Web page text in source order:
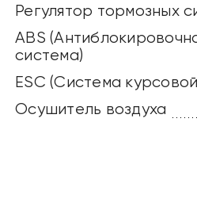
Регулятор тормозных
ABS
система)
ESC (Система
Осушитель воздуха